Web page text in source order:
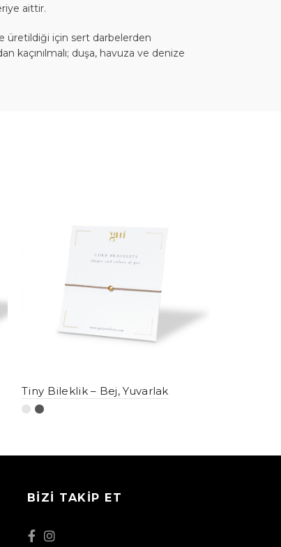
aittir.
üretildiği için sert darbelerden
kaçınılmalı; duşa, havuza ve denize
Tiny Bileklik – Bej, Yuvarlak
BIZI TAKIP ET